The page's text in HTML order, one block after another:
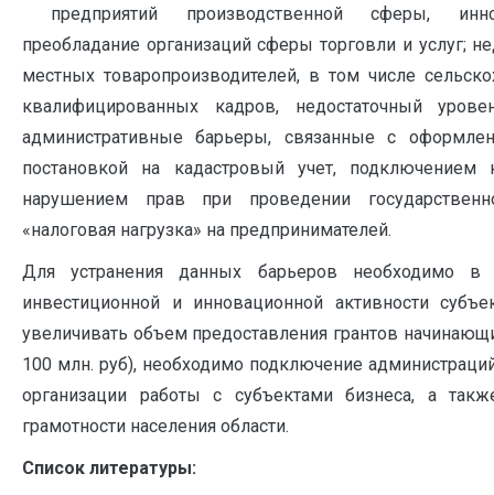
предприятий производственной сферы,
преобладание организаций сферы торговли и услуг;
местных товаропроизводителей, в том числе
квалифицированных кадров, недостаточный
административные барьеры, связанные с
постановкой на кадастровый учет,
нарушением прав при проведении
«налоговая нагрузка» на предпринимателей.
Для устранения данных барьеров необходимо в
инвестиционной и инновационной активности
увеличивать объем предоставления грантов
100 млн. руб), необходимо подключение
организации работы с субъектами бизнеса, а
грамотности населения области.
Список литературы: